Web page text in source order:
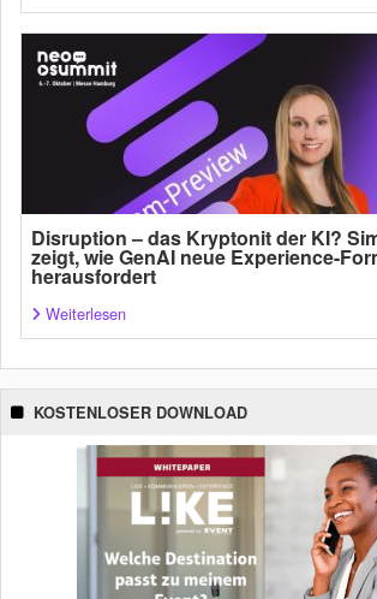
Disruption – das Kryptonit der KI?
zeigt, wie GenAI neue Experience-
herausfordert
Weiterlesen
KOSTENLOSER DOWNLOAD